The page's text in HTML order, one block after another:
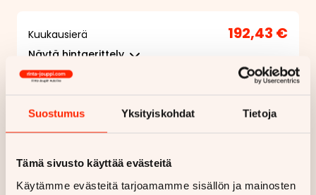
Suostumus Yksityiskohdat Tietoja
Tämä sivusto käyttää evästeitä
Käytämme evästeitä tarjoamamme sisällön ja mainosten
Kuukausierä 192,43 €
Näytä hintaerittely
Rahoituslaskelma on suuntaa antava ja edellyttää hyväksytyn
luottopäätöksen ja kaskovakuutuksen.